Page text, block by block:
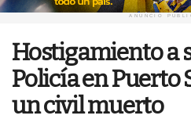
ANUNCIO
Hostigamiento a
Policía en Puerto
un civil muerto